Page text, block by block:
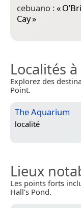
cebuano :«
Cay»
Localités
Explorez des
Point.
The Aquarium
localité
Lieux
Les points forts
Hall’s Pond.